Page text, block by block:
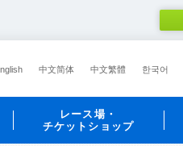
中文简体 中文繁體 한국어
レース場・
チケットショップ